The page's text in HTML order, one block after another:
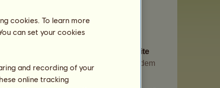
Stunde der Aktualisierung der Website
Tag. Die Pferde im Spiel altern bei jedem
cookies. To learn more
can set your cookies
and recording of your
online tracking